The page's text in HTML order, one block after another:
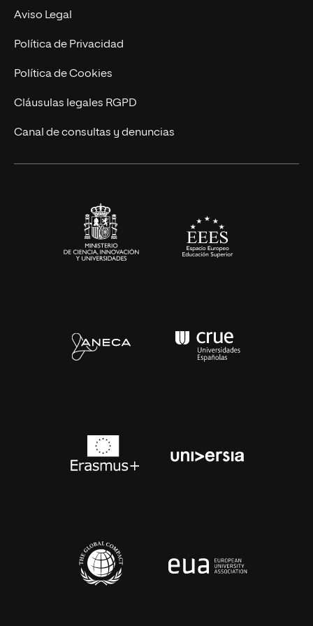
Experto Universitario
Postgrados
Cursos Universitarios
Nuestro Equipo
Trabaja en UNIR
Actualidad
UNIR Revista
Eventos
Aviso Legal
Política de Privacidad
Política de Cookies
Cláusulas legales RGPD
Canal de consultas y denuncias